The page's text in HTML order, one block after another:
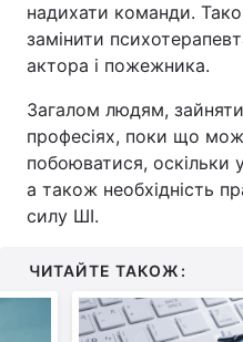
надихати команди.
замінити
актора і пожежника.
Загалом людям,
професіях, поки що
побоюватися, оскільки
а також необхідність
силу ШІ.
ЧИТАЙТЕ ТАКОЖ: